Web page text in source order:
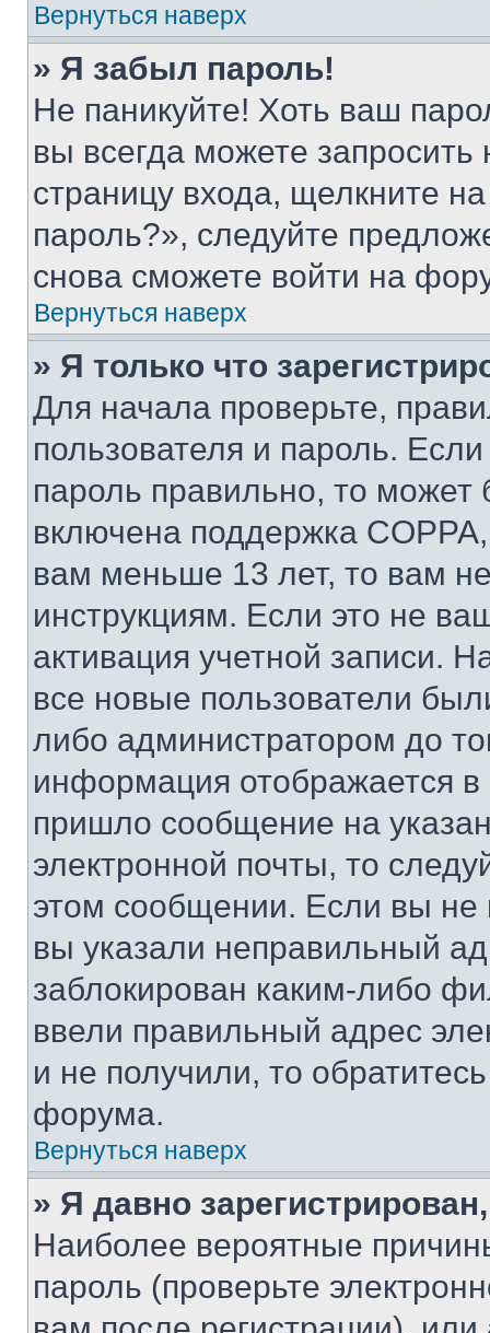
Вернуться наверх
» Я забыл пароль!
Не паникуйте! Хоть ваш
вы всегда можете
страницу входа, щелкните
пароль?», следуйте
снова сможете войти на
Вернуться наверх
» Я только что
Для начала проверьте,
пользователя и пароль.
пароль правильно, то может
включена поддержка
вам меньше 13 лет, то вам
инструкциям. Если это не
активация учетной записи.
все новые пользователи
либо администратором до
информация отображается
пришло сообщение на
электронной почты, то
этом сообщении. Если вы
вы указали неправильный
заблокирован каким-либо
ввели правильный адрес
и не получили, то
форума.
Вернуться наверх
» Я давно
Наиболее вероятные
пароль (проверьте